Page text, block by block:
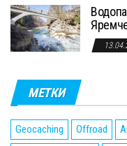
МЕТКИ
Geocaching Offroad